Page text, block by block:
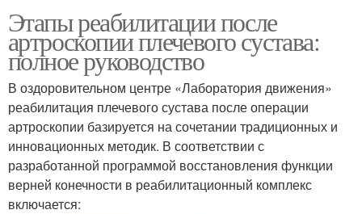
Этапы реабилитации после
артроскопии плечевого сустава:
полное руководство
В оздоровительном центре «Лаборатория движения»
реабилитация плечевого сустава после операции
артроскопии базируется на сочетании традиционных и
инновационных методик. В соответствии с
разработанной программой восстановления функции
верней конечности в реабилитационный комплекс
включается: